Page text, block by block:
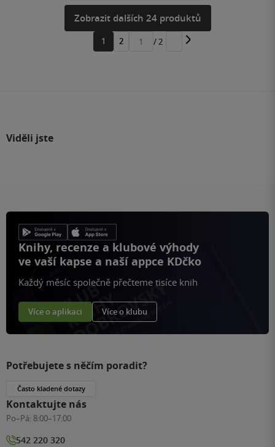
Zobrazit dalších 24 produktů
1 2
Přejít
/ 2
Viděli jste
Knihy, recenze a klubové výhody
ve vaší kapse a naší appce KDčko
Každý měsíc společně přečteme tisíce knih
Více o aplikaci Více o klubu
Potřebujete s něčím poradit?
Často kladené dotazy
Kontaktujte nás
Po–Pá: 8:00–17:00
542 220 320